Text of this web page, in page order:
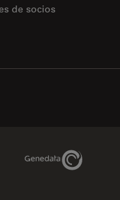
de socios
Genedata Link